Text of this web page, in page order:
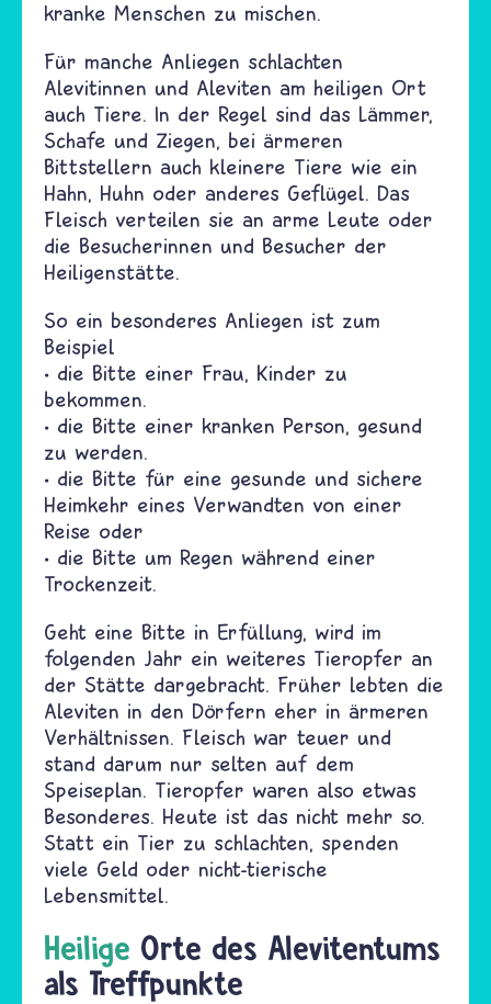
kranke Menschen zu mischen.
Für manche Anliegen schlachten
Alevitinnen und Aleviten am heiligen Ort
auch Tiere. In der Regel sind das Lämmer,
Schafe und Ziegen, bei ärmeren
Bittstellern auch kleinere Tiere wie ein
Hahn, Huhn oder anderes Geflügel. Das
Fleisch verteilen sie an arme Leute oder
die Besucherinnen und Besucher der
Heiligenstätte.
So ein besonderes Anliegen ist zum
Beispiel
• die Bitte einer Frau, Kinder zu
bekommen.
• die Bitte einer kranken Person, gesund
zu werden.
• die Bitte für eine gesunde und sichere
Heimkehr eines Verwandten von einer
Reise oder
• die Bitte um Regen während einer
Trockenzeit.
Geht eine Bitte in Erfüllung, wird im
folgenden Jahr ein weiteres Tieropfer an
der Stätte dargebracht. Früher lebten die
Aleviten in den Dörfern eher in ärmeren
Verhältnissen. Fleisch war teuer und
stand darum nur selten auf dem
Speiseplan. Tieropfer waren also etwas
Besonderes. Heute ist das nicht mehr so.
Statt ein Tier zu schlachten, spenden
viele Geld oder nicht-tierische
Lebensmittel.
Heilige Orte des Alevitentums
als Treffpunkte